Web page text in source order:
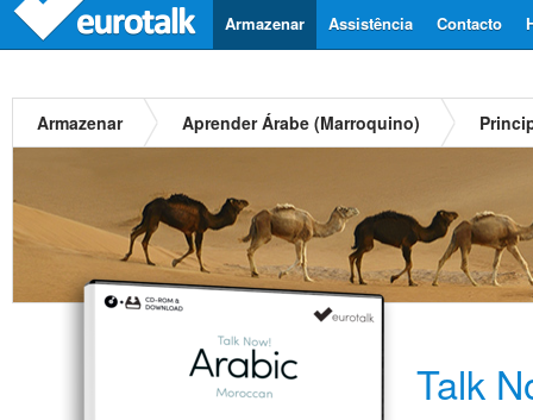
Contacto
Assistência
Armazenar
Armazenar Aprender Árabe (Marroquino)
Talk